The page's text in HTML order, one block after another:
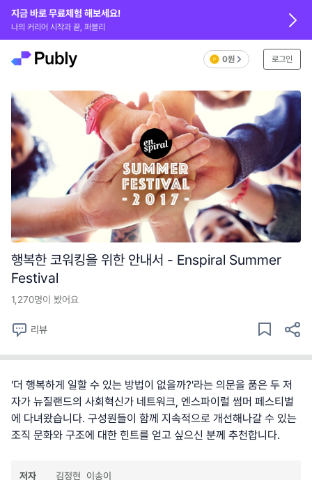
0원 로그인
지금 바로 무료체험 해보세요!
나의 커리어 시작과 끝, 퍼블리
행복한 코워킹을 위한 안내서 - Enspiral Summer
Festival
1,270명이 봤어요
리뷰
'더 행복하게 일할 수 있는 방법이 없을까?'라는 의문을 품은 두 저
자가 뉴질랜드의 사회혁신가 네트워크, 엔스파이럴 썸머 페스티벌
에 다녀왔습니다. 구성원들이 함께 지속적으로 개선해나갈 수 있는
조직 문화와 구조에 대한 힌트를 얻고 싶으신 분께 추천합니다.
저자 김정현
이송이